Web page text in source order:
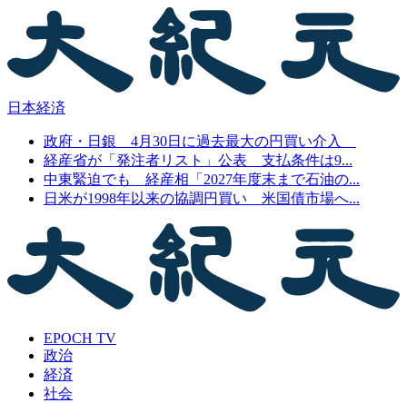
日本経済
政府・日銀 4月30日に過去最大の円買い介入
経産省が「発注者リスト」公表 支払条件は9...
中東緊迫でも 経産相「2027年度末まで石油の...
日米が1998年以来の協調円買い 米国債市場へ...
EPOCH TV
政治
経済
社会